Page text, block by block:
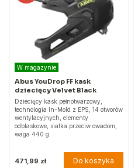
W magazynie
Abus YouDrop FF kask
dziecięcy Velvet Black
Dziecięcy kask pełnotwarzowy,
technologia In-Mold z EPS, 14 otworów
wentylacyjnych, elementy
odblaskowe, siatka przeciw owadom,
waga 440 g.
471,99 zł Do koszyka